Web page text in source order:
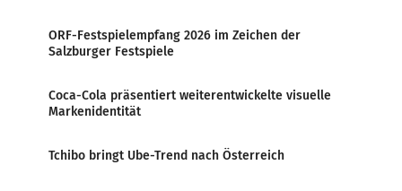
ORF-Festspielempfang 2026 im Zeichen der
Salzburger Festspiele
Coca-Cola präsentiert weiterentwickelte visuelle
Markenidentität
Tchibo bringt Ube-Trend nach Österreich